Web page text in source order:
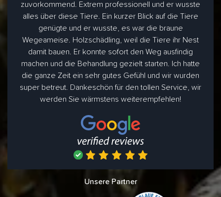
zuvorkommend. Extrem professionell und er wusste
alles über diese Tiere. Ein kurzer Blick auf die Tiere
genügte und er wusste, es war die braune
Wegeameise. Holzschädling, weil die Tiere ihr Nest
damit bauen. Er konnte sofort den Weg ausfindig
machen und die Behandlung gezielt starten. Ich hatte
die ganze Zeit ein sehr gutes Gefühl und wir wurden
super betreut. Dankeschön für den tollen Service, wir
werden Sie wärmstens weiterempfehlen!
Unsere Partner